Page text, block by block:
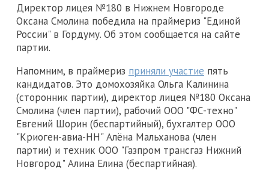
Директор лицея №180 в Нижнем Новгороде
Оксана Смолина победила на праймериз "Единой
России" в Гордуму. Об этом сообщается на сайте
партии.
Напомним, в праймериз приняли участие пять
кандидатов. Это домохозяйка Ольга Калинина
(сторонник партии), директор лицея №180 Оксана
Смолина (член партии), рабочий ООО "ФС-техно"
Евгений Шорин (беспартийный), бухгалтер ООО
"Криоген-авиа-НН" Алёна Мальханова (член
партии) и техник ООО "Газпром трансгаз Нижний
Новгород" Алина Елина (беспартийная).